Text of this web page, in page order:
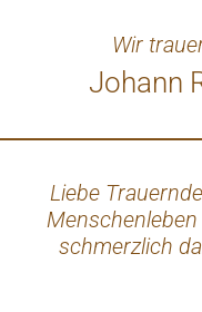
Wir
Johann
Liebe
schmerzlich
zurück? Was